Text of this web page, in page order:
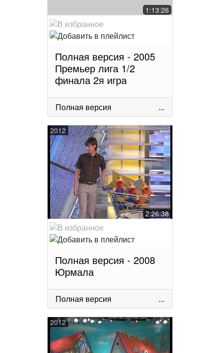
1:13:26
Полная версия - 2005
Премьер лига 1/2
финала 2я игра
Полная версия ...
2012
2:26:38
Полная версия - 2008
Юрмала
Полная версия ...
2012